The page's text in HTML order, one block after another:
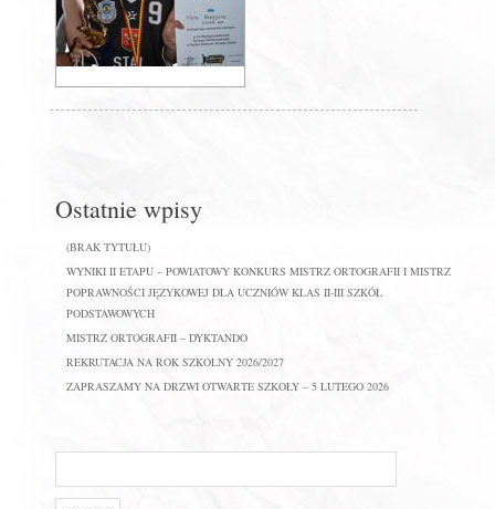
Ostatnie wpisy
(BRAK TYTUŁU)
WYNIKI II ETAPU – POWIATOWY KONKURS MISTRZ ORTOGRAFII I MISTRZ
POPRAWNOŚCI JĘZYKOWEJ DLA UCZNIÓW KLAS II-III SZKÓŁ
PODSTAWOWYCH
MISTRZ ORTOGRAFII – DYKTANDO
REKRUTACJA NA ROK SZKOLNY 2026/2027
ZAPRASZAMY NA DRZWI OTWARTE SZKOŁY – 5 LUTEGO 2026
stronie: